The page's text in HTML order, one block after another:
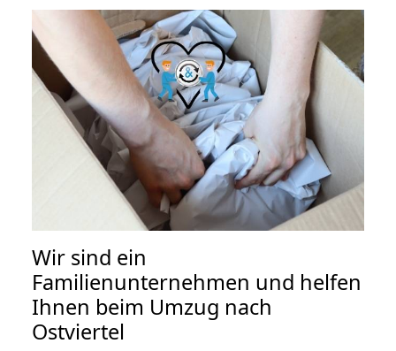
Wir sind ein
Familienunternehmen und helfen
Ihnen beim Umzug nach
Ostviertel